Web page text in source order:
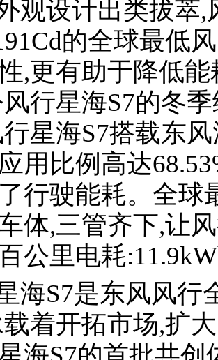
观设计出类拔萃
的全球最低
,更有助于降低
行星海S7的冬
星海S7搭载东
用比例高达
行驶能耗。全球
体,三管齐下,让
公里电耗
海S7是东风风
着开拓市场,扩